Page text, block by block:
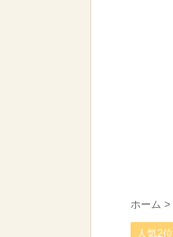
ホーム >
人気2